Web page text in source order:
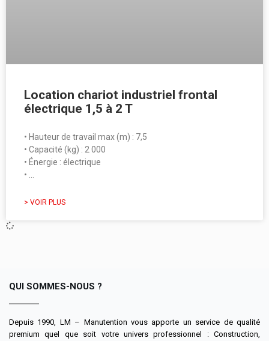
Location chariot industriel frontal
électrique 1,5 à 2 T
• Hauteur de travail max (m) : 7,5
• Capacité (kg) : 2 000
• Énergie : électrique
• …
> VOIR PLUS
QUI SOMMES-NOUS ?
Depuis 1990, LM – Manutention vous apporte un service de qualité
premium quel que soit votre univers professionnel : Construction,